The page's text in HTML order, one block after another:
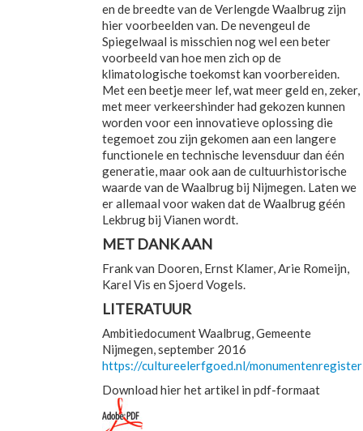
en de breedte van de Verlengde Waalbrug zijn
hier voorbeelden van. De nevengeul de
Spiegelwaal is misschien nog wel een beter
voorbeeld van hoe men zich op de
klimatologische toekomst kan voorbereiden.
Met een beetje meer lef, wat meer geld en, zeker,
met meer verkeershinder had gekozen kunnen
worden voor een innovatieve oplossing die
tegemoet zou zijn gekomen aan een langere
functionele en technische levensduur dan één
generatie, maar ook aan de cultuurhistorische
waarde van de Waalbrug bij Nijmegen. Laten we
er allemaal voor waken dat de Waalbrug géén
Lekbrug bij Vianen wordt.
MET DANK AAN
Frank van Dooren, Ernst Klamer, Arie Romeijn,
Karel Vis en Sjoerd Vogels.
LITERATUUR
Ambitiedocument Waalbrug, Gemeente
Nijmegen, september 2016
https://cultureelerfgoed.nl/monumentenregister
Download hier het artikel in pdf-formaat